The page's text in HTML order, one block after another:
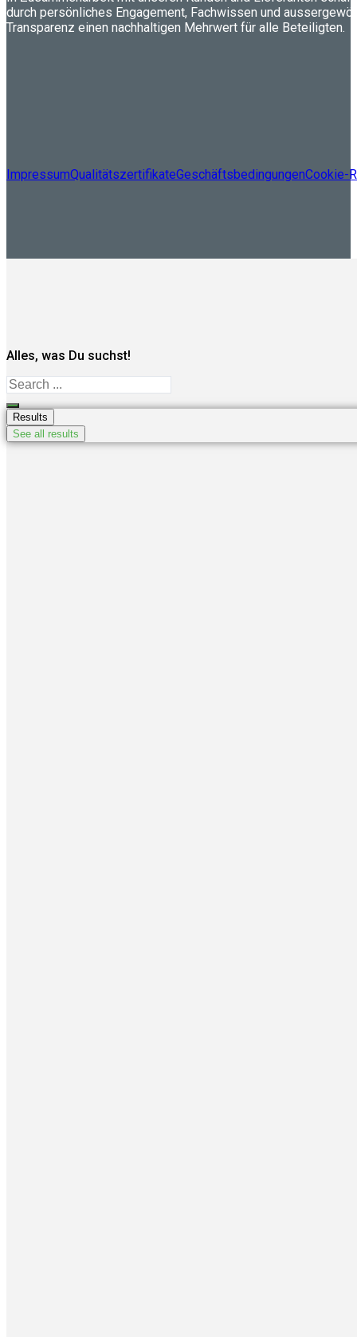
durch persönliches Engagement, Fachwissen und
Transparenz einen nachhaltigen Mehrwert für alle Beteiligten.
ImpressumQualitätszertifikateGeschäftsbedingungenCookie-
Alles, was Du suchst!
Search
...
Results
See all results